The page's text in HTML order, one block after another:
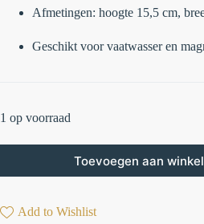
Afmetingen: hoogte 15,5 cm,
Geschikt voor vaatwasser en
1 op voorraad
Toevoegen aan
Add to Wishlist